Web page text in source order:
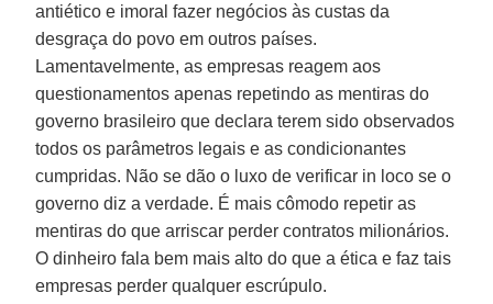
antiético e imoral fazer negócios às custas da
desgraça do povo em outros países.
Lamentavelmente, as empresas reagem aos
questionamentos apenas repetindo as mentiras do
governo brasileiro que declara terem sido observados
todos os parâmetros legais e as condicionantes
cumpridas. Não se dão o luxo de verificar in loco se o
governo diz a verdade. É mais cômodo repetir as
mentiras do que arriscar perder contratos milionários.
O dinheiro fala bem mais alto do que a ética e faz tais
empresas perder qualquer escrúpulo.